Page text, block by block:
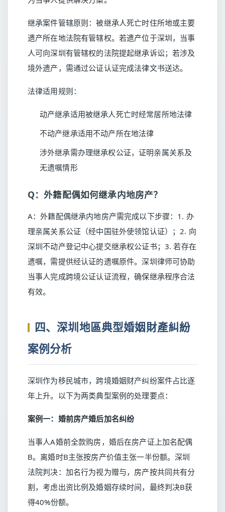
继承案件管辖原则：被继承人死亡时住所地或主要
遗产所在地法院有管辖权。若遗产位于深圳，当事
人可向深圳有管辖权的法院提起继承诉讼；若涉及
境外遗产，需通过公证认证完成法律文书送达。
法律适用规则：
动产继承适用被继承人死亡时经常居所地法律
不动产继承适用不动产所在地法律
涉外继承需办理继承权公证，证明亲属关系及
无遗嘱情形
Q：外籍配偶如何继承内地房产？
A：外籍配偶继承内地房产需完成以下步骤：1. 办
理亲属关系公证（经中国驻外使领馆认证）；2. 向
深圳不动产登记中心提交继承权公证书；3. 若存在
遗嘱，需提供经认证的遗嘱原件。深圳律师可协助
当事人完成跨境公证认证流程，确保继承程序合法
有效。
四、深圳地區典型婚姻財產糾紛
案例分析
深圳作为移民城市，跨境婚姻财产纠纷案件占比逐
年上升。以下为两类典型案例的处理要点：
案例一：婚前房产婚后加名纠纷
当事人A婚前全款购房，婚后在房产证上加名配偶
B。离婚时B主张按房产价值主张一半份额。深圳
法院判决：加名行为视为赠与，房产按共同共有分
割，考虑出资比例及婚姻存续时间，最终判决B获
得40%份额。